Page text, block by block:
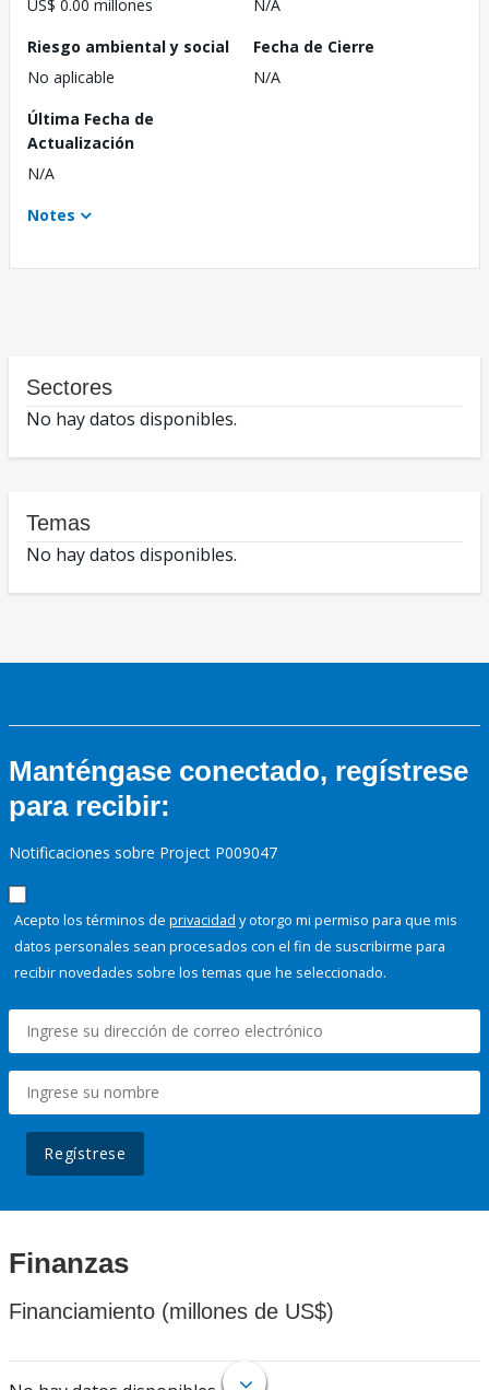
US$ 0.00 millones
N/A
Riesgo ambiental y social
No aplicable
Fecha de Cierre
N/A
Última Fecha de
Actualización
N/A
Notes
Sectores
No hay datos disponibles.
Temas
No hay datos disponibles.
Manténgase conectado, regístrese
para recibir:
Notificaciones sobre Project P009047
Acepto los términos de privacidad y otorgo mi permiso para que mis
datos personales sean procesados con el fin de suscribirme para
recibir novedades sobre los temas que he seleccionado.
Regístrese
Finanzas
Financiamiento (millones de US$)